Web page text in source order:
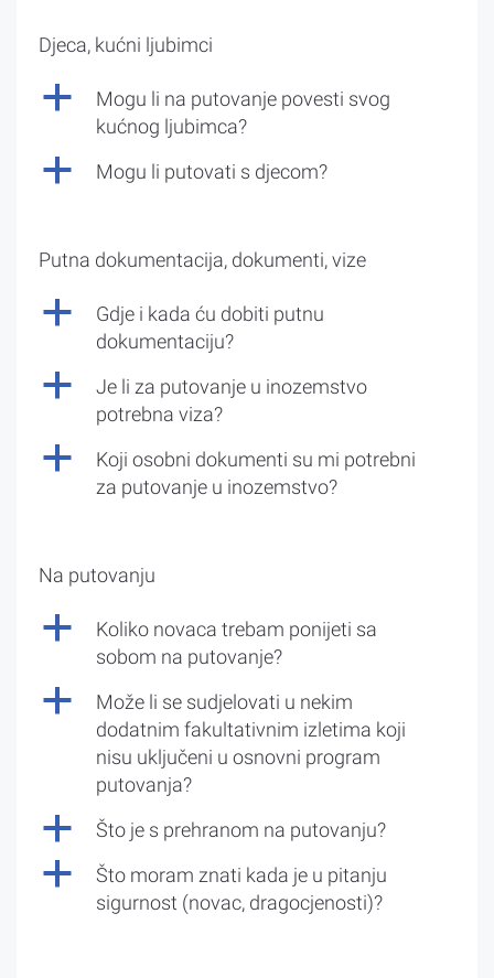
Djeca, kućni ljubimci
a
Mogu li na putovanje povesti svog
kućnog ljubimca?
a Mogu li putovati s djecom?
Putna dokumentacija, dokumenti, vize
a
Gdje i kada ću dobiti putnu
dokumentaciju?
a
Je li za putovanje u inozemstvo
potrebna viza?
a
Koji osobni dokumenti su mi potrebni
za putovanje u inozemstvo?
Na putovanju
a
Koliko novaca trebam ponijeti sa
sobom na putovanje?
a
Može li se sudjelovati u nekim
dodatnim fakultativnim izletima koji
nisu uključeni u osnovni program
putovanja?
a Što je s prehranom na putovanju?
a
Što moram znati kada je u pitanju
sigurnost (novac, dragocjenosti)?